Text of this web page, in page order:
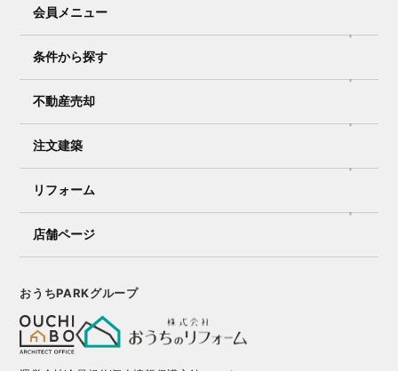
会員メニュー
条件から探す
不動産売却
注文建築
リフォーム
店舗ページ
おうちPARKグループ